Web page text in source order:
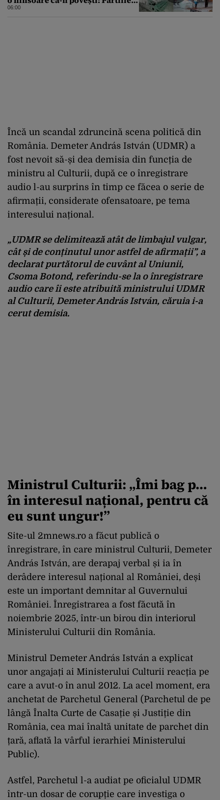
s-au umplut de schiori
06:00
Încă un scandal zdruncină scena politică din
România. Demeter András István (UDMR) a
fost nevoit să-și dea demisia din funcția de
ministru al Culturii, după ce o înregistrare
audio l-au surprins în timp ce făcea o serie de
afirmații, considerate ofensatoare, pe tema
interesului național.
„UDMR se delimitează atât de limbajul vulgar,
cât și de conținutul unor astfel de afirmații”, a
declarat purtătorul de cuvânt al Uniunii,
Csoma Botond, referindu-se la o înregistrare
audio care îi este atribuită ministrului UDMR
al Culturii, Demeter András István, căruia i-a
cerut demisia.
Ministrul Culturii: „Îmi bag p…
în interesul național, pentru că
eu sunt ungur!”
Site-ul 2mnews.ro a făcut publică o
înregistrare, în care ministrul Culturii, Demeter
András István, are derapaj verbal și ia în
derâdere interesul național al României, deși
este un important demnitar al Guvernului
României. Înregistrarea a fost făcută în
noiembrie 2025, într-un birou din interiorul
Ministerului Culturii din România.
Ministrul Demeter András István a explicat
unor angajați ai Ministerului Culturii reacția pe
care a avut-o în anul 2012. La acel moment, era
anchetat de Parchetul General (Parchetul de pe
lângă Înalta Curte de Casație și Justiție din
România, cea mai înaltă unitate de parchet din
țară, aflată la vârful ierarhiei Ministerului
Public).
Astfel, Parchetul l-a audiat pe oficialul UDMR
într-un dosar de corupție care investiga o